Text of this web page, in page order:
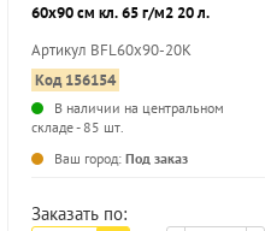
60х90 см кл. 65 г/м2 20 л.
Артикул BFL60x90-20K
Код 156154
В наличии на центральном
складе - 85 шт.
Ваш город: Под заказ
Заказать по: